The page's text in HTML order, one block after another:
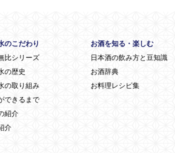
のこだわり
比シリーズ
の歴史
の取り組み
できるまで
紹介
介
お酒を知る・楽しむ
日本酒の飲み方と豆知識
お酒辞典
お料理レシピ集